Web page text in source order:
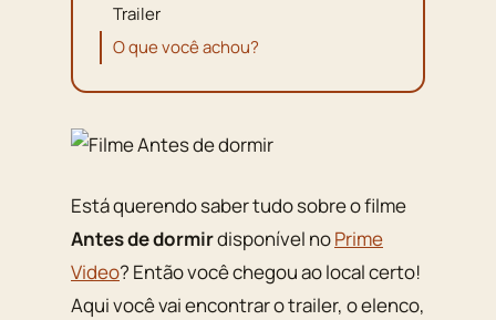
Trailer
O que você achou?
Está querendo saber tudo sobre o filme
Antes de dormirdisponível noPrime
Video? Então você chegou ao local certo!
Aqui você vai encontrar o trailer, o elenco,